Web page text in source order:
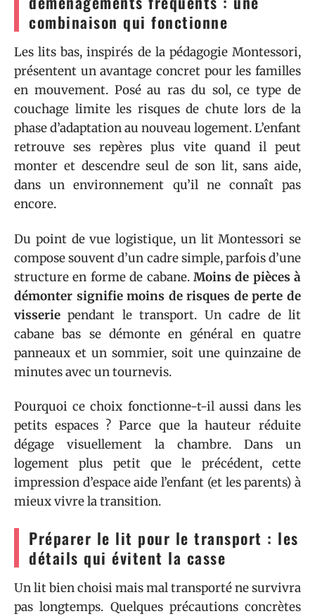
combinaison qui fonctionne
Les lits bas, inspirés de la pédagogie Montessori,
présentent un avantage concret pour les familles
en mouvement. Posé au ras du sol, ce type de
couchage limite les risques de chute lors de la
phase d’adaptation au nouveau logement. L’enfant
retrouve ses repères plus vite quand il peut
monter et descendre seul de son lit, sans aide,
dans un environnement qu’il ne connaît pas
encore.
Du point de vue logistique, un lit Montessori se
compose souvent d’un cadre simple, parfois d’une
structure en forme de cabane. Moins de pièces à
démonter signifie moins de risques de perte de
visserie pendant le transport. Un cadre de lit
cabane bas se démonte en général en quatre
panneaux et un sommier, soit une quinzaine de
minutes avec un tournevis.
Pourquoi ce choix fonctionne-t-il aussi dans les
petits espaces ? Parce que la hauteur réduite
dégage visuellement la chambre. Dans un
logement plus petit que le précédent, cette
impression d’espace aide l’enfant (et les parents) à
mieux vivre la transition.
Préparer le lit pour le transport : les
détails qui évitent la casse
Un lit bien choisi mais mal transporté ne survivra
pas longtemps. Quelques précautions concrètes